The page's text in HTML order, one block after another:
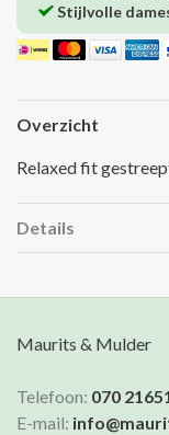
Stijlvolle
Overzicht
Relaxed fit
Details
Maurits & Mulder
Telefoon: 070
E-mail: